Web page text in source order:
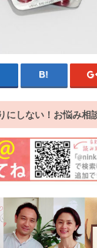
にしない！お悩み